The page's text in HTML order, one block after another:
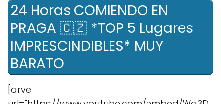
24 Horas COMIENDO EN
PRAGA 🇨🇿 *TOP 5 Lugares
IMPRESCINDIBLES* MUY
BARATO
[arve